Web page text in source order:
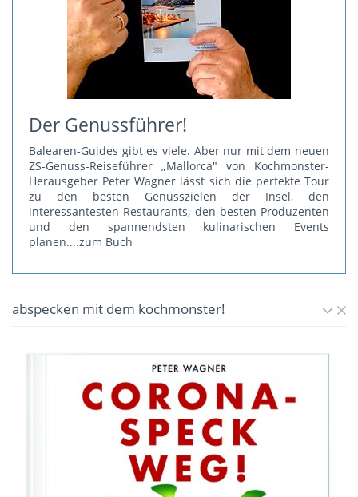
Der Genussführer!
Balearen-Guides gibt es viele. Aber nur mit dem neuen
ZS-Genuss-Reiseführer „Mallorca" von Kochmonster-
Herausgeber Peter Wagner lässt sich die perfekte Tour
zu den besten Genusszielen der Insel, den
interessantesten Restaurants, den besten Produzenten
und den spannendsten kulinarischen Events
planen....zum Buch
abspecken mit dem kochmonster!